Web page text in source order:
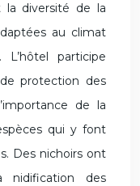
diversité de la
au climat
participe
protection des
de la
qui y font
Des nichoirs ont
nidification des